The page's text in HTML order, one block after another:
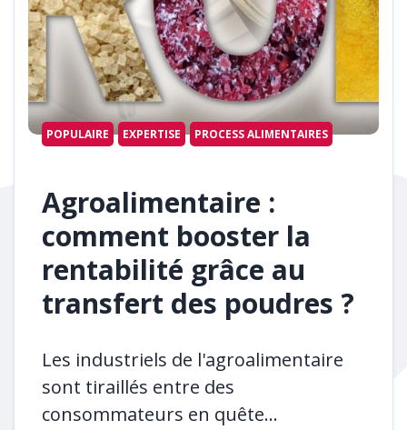
POPULAIRE EXPERTISE PROCESS ALIMENTAIRES
Agroalimentaire :
comment booster la
rentabilité grâce au
transfert des poudres ?
Les industriels de l'agroalimentaire
sont tiraillés entre des
consommateurs en quête...